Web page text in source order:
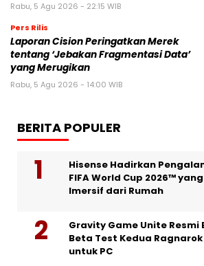
Rabu, 5 Agu 2026 - 22:15 WIB
Pers Rilis
Laporan Cision Peringatkan Merek
tentang ‘Jebakan Fragmentasi Data’
yang Merugikan
Rabu, 5 Agu 2026 - 14:00 WIB
BERITA POPULER
Hisense Hadirkan
FIFA World Cup 2026™
Imersif dari Rumah
Gravity Game Unite Resmi
Beta Test Kedua
untuk PC